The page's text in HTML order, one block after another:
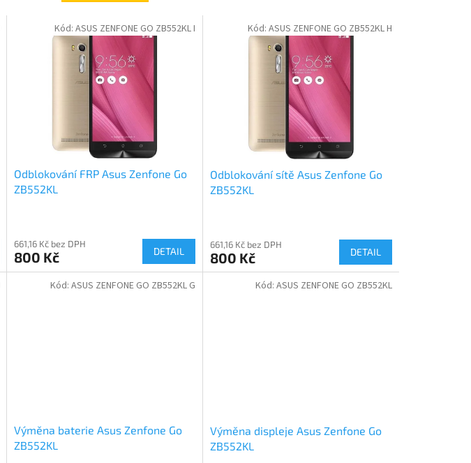
Odblokování FRP Asus Zenfone Go
ZB552KL
661,16 Kč bez DPH
800 Kč DETAIL
Kód: ASUS ZENFONE GO ZB552KL I
Odblokování sítě Asus Zenfone Go
ZB552KL
661,16 Kč bez DPH
800 Kč DETAIL
Kód: ASUS ZENFONE GO ZB552KL H
Výměna baterie Asus Zenfone Go
ZB552KL
Kód: ASUS ZENFONE GO ZB552KL G
Výměna displeje Asus Zenfone Go
ZB552KL
Kód: ASUS ZENFONE GO ZB552KL